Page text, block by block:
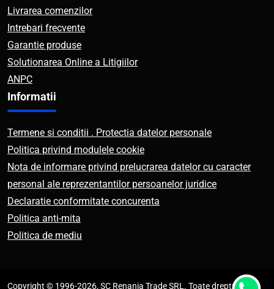
Livrarea comenzilor
Intrebari frecvente
Garantie produse
Solutionarea Online a Litigiilor
ANPC
Informatii
Termene si conditii . Protectia datelor personale
Politica privind modulele cookie
Nota de informare privind prelucrarea datelor cu caracter
personal ale reprezentantilor persoanelor juridice
Declaratie conformitate concurenta
Politica anti-mita
Politica de mediu
Copyright © 1996-2026, SC Renania Trade SRL. Toate drepturile